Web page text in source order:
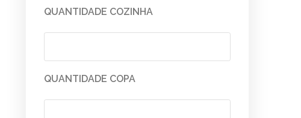
QUANTIDADE COZINHA
QUANTIDADE COPA